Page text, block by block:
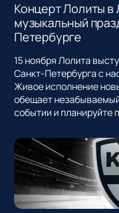
Концерт Лолиты
музыкальный
Петербурге
15 ноября Лолита
Санкт-Петербурга с
Живое исполнение
обещает
событии и планируйте